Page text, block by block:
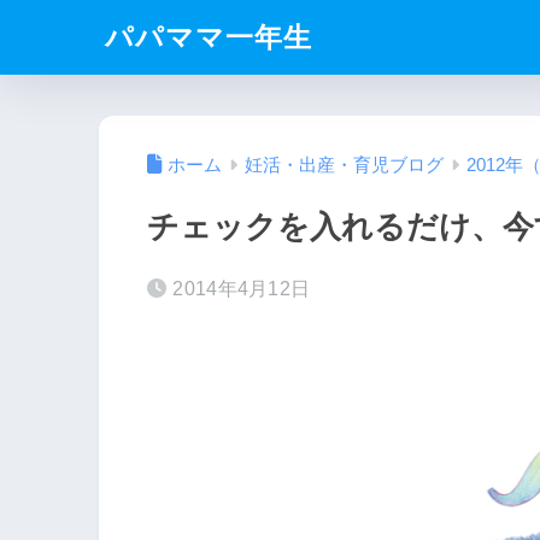
パパママ一年生
ホーム 妊活・出産・育児ブログ 2012年
チェックを入れるだけ、
2014年4月12日